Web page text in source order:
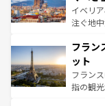
ピザや
できる
なお、
しい。
イベリ
注ぐ地
文化が
れる闘
る。首
アート
フラン
ット
フラン
指の観